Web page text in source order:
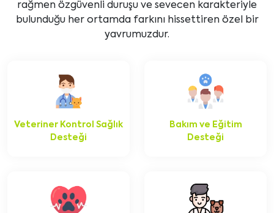
rağmen özgüvenli duruşu ve sevecen karakteriyle
bulunduğu her ortamda farkını hissettiren özel bir
yavrumuzdur.
Veteriner Kontrol Sağlık
Desteği
Bakım ve Eğitim
Desteği